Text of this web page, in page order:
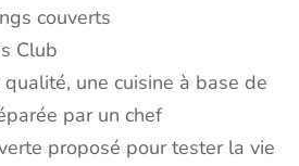
couverts
Club
une cuisine à base de
par un chef
proposé pour tester la vie